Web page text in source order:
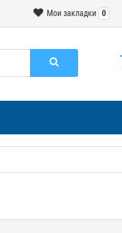
Мои закладки 0